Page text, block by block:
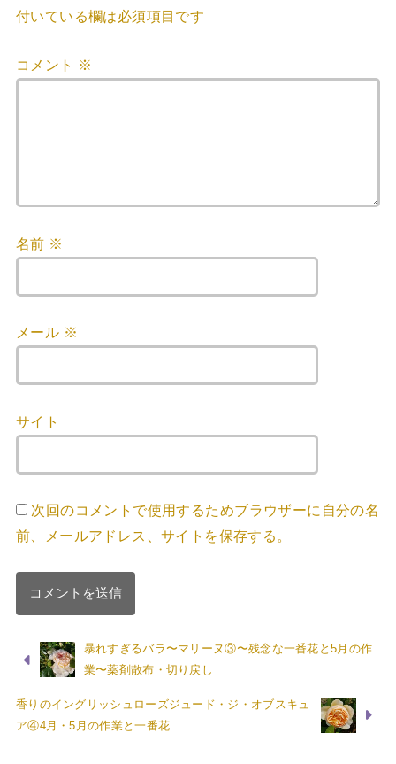
付いている欄は必須項目です
コメント ※
名前 ※
メール ※
サイト
次回のコメントで使用するためブラウザーに自分の名
前、メールアドレス、サイトを保存する。
暴れすぎるバラ〜マリーヌ③〜残念な一番花と5月の作
業〜薬剤散布・切り戻し
香りのイングリッシュローズジュード・ジ・オブスキュ
ア④4月・5月の作業と一番花